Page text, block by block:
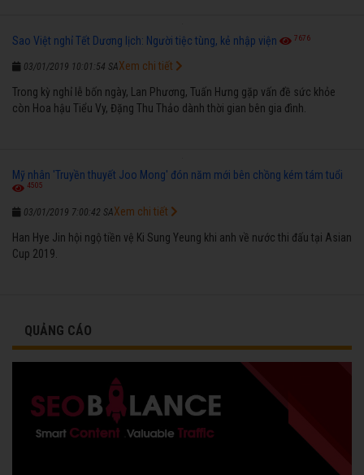
Sao Việt nghỉ Tết Dương lịch: Người tiệc tùng, kẻ nhập viện 7676
03/01/2019 10:01:54 SA
Trong kỳ nghỉ lễ bốn ngày, Lan Phương, Tuấn Hưng gặp vấn đề sức khỏe
còn Hoa hậu Tiểu Vy, Đặng Thu Thảo dành thời gian bên gia đình.
Xem chi tiết
Mỹ nhân 'Truyền thuyết Joo Mong' đón năm mới bên chồng kém tám tuổi
4505
03/01/2019 7:00:42 SA
Han Hye Jin hội ngộ tiền vệ Ki Sung Yeung khi anh về nước thi đấu tại Asian
Cup 2019.
Xem chi tiết
QUẢNG CÁO